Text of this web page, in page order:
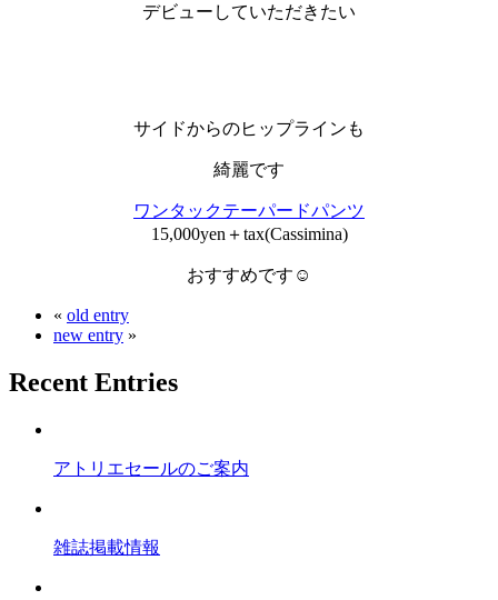
デビューしていただきたい
サイドからのヒップラインも
綺麗です
ワンタックテーパードパンツ
15,000yen＋tax(Cassimina)
おすすめです☺︎
« old entry
new entry »
Recent Entries
アトリエセールのご案内
雑誌掲載情報